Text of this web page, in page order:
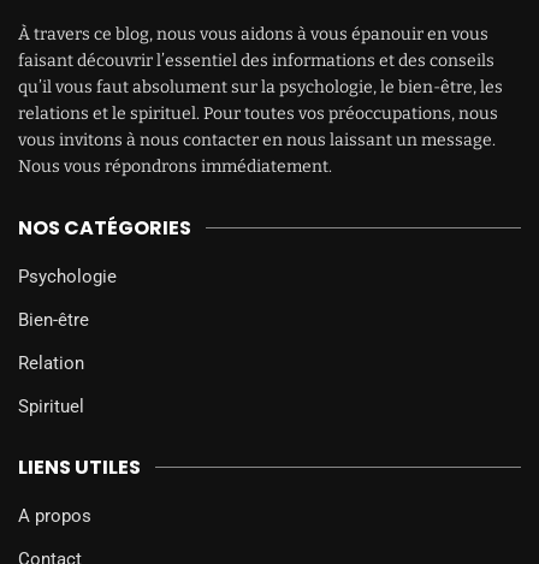
À travers ce blog, nous vous aidons à vous épanouir en vous
faisant découvrir l’essentiel des informations et des conseils
qu’il vous faut absolument sur la psychologie, le bien-être, les
relations et le spirituel. Pour toutes vos préoccupations, nous
vous invitons à nous contacter en nous laissant un message.
Nous vous répondrons immédiatement.
NOS CATÉGORIES
Psychologie
Bien-être
Relation
Spirituel
LIENS UTILES
A propos
Contact